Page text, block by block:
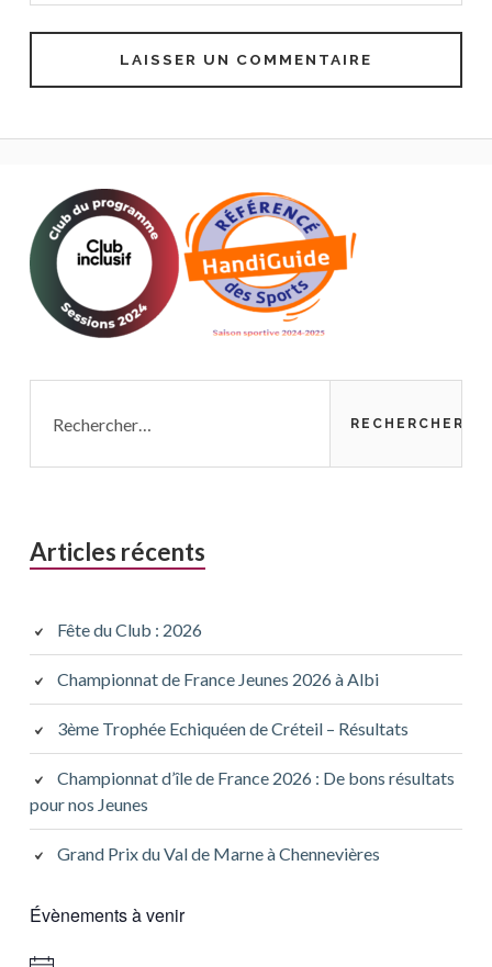
Articles récents
Fête du Club : 2026
Championnat de France Jeunes 2026 à Albi
3ème Trophée Echiquéen de Créteil – Résultats
Championnat d’île de France 2026 : De bons résultats
pour nos Jeunes
Grand Prix du Val de Marne à Chennevières
Évènements à venir